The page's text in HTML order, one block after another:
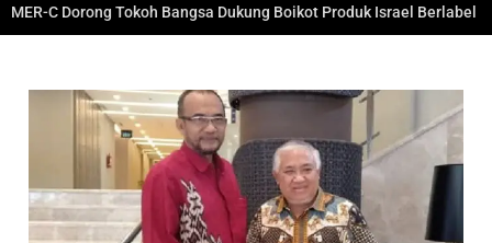
MER-C Dorong Tokoh Bangsa Dukung Boikot Produk Israel Berlabel